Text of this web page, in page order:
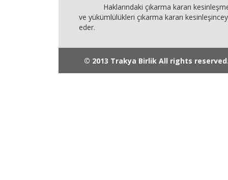
Haklarındaki çıkarma kararı
ve yükümlülükleri çıkarma kararı
eder.
© 2013 Trakya Birlik All rights